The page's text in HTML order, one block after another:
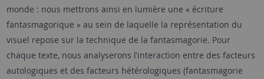
monde : nous mettrons ainsi en lumière une « écriture
fantasmagorique » au sein de laquelle la représentation du
visuel repose sur la technique de la fantasmagorie. Pour
chaque texte, nous analyserons l’interaction entre des facteurs
autologiques et des facteurs hétérologiques (fantasmagorie